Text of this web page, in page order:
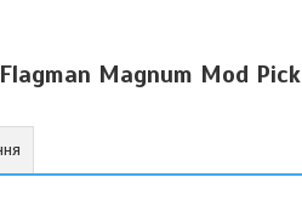
Magnum Mod